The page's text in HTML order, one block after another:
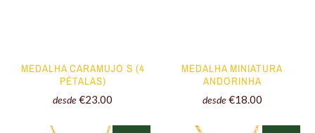
MEDALHA CARAMUJO S (4
PÉTALAS)
desde €23.00
MEDALHA MINIATURA
ANDORINHA
desde €18.00